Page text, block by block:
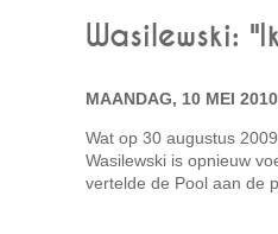
Wasilewski:
MAANDAG, 10 MEI
Wat op 30 augustus
Wasilewski is opnieuw
vertelde de Pool aan de